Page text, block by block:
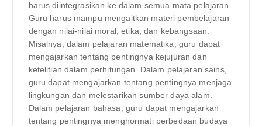
harus diintegrasikan ke dalam semua mata pelajaran.
Guru harus mampu mengaitkan materi pembelajaran
dengan nilai-nilai moral, etika, dan kebangsaan.
Misalnya, dalam pelajaran matematika, guru dapat
mengajarkan tentang pentingnya kejujuran dan
ketelitian dalam perhitungan. Dalam pelajaran sains,
guru dapat mengajarkan tentang pentingnya menjaga
lingkungan dan melestarikan sumber daya alam.
Dalam pelajaran bahasa, guru dapat mengajarkan
tentang pentingnya menghormati perbedaan budaya